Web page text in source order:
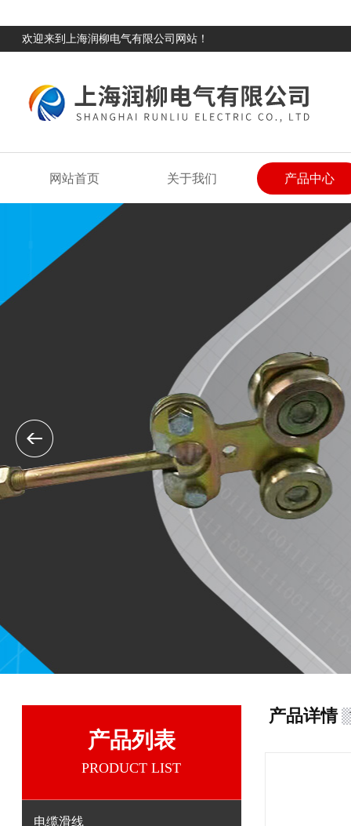
欢迎来到上海润柳电气有限公司网站！
网站首页 关于我们 产品中心
产品列表
PRODUCT LIST
电缆滑线
产品详情